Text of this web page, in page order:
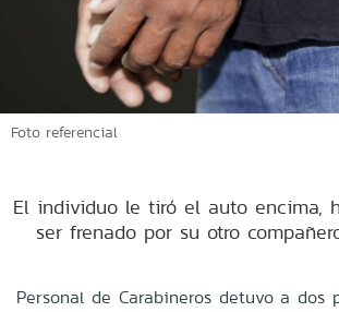
Foto referencial
El individuo le tiró el auto encima,
ser frenado por su otro
Personal de Carabineros detuvo a dos